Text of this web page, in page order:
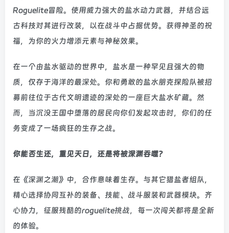
Roguelite冒险。使用威力强大的盐水动力武器，并结合远
古科技对其进行改装，以在战斗中占据优势。获得神圣的祝
福，为你的火力增添元素与神秘效果。
在一个由盐水驱动的世界中，盐水是一种罕见且强大的物
质，仅存于海洋的最深处。你和勇敢的盐水朋克探险队被招
募前往位于古代文明遗迹的深处的一座巨大盐水矿藏。然
而，当沉没王国中堕落的居民向你们发起攻击时，你们的任
务变成了一场疯狂的生存之战。
你能否生还，重见天日，还是将被深渊吞噬？
在《深渊之潮》中，合作意味着生存。与其它猎盐者组队，
精心选择协同互补的装备、技能、战斗服装和武器模块。齐
心协力，征服残酷的roguelite挑战，每一次闯关都将是全新
的体验。